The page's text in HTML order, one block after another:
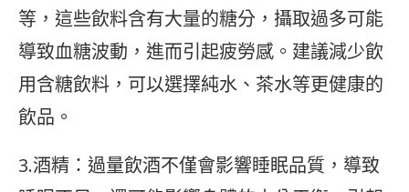
等，這些飲料含有大量的糖分，攝取過多可能
導致血糖波動，進而引起疲勞感。建議減少飲
用含糖飲料，可以選擇純水、茶水等更健康的
飲品。
3.酒精：過量飲酒不僅會影響睡眠品質，導致